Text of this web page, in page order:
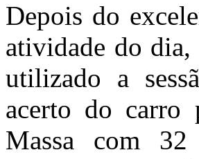
Depois do
atividade do dia,
utilizado a
acerto do carro
Massa com